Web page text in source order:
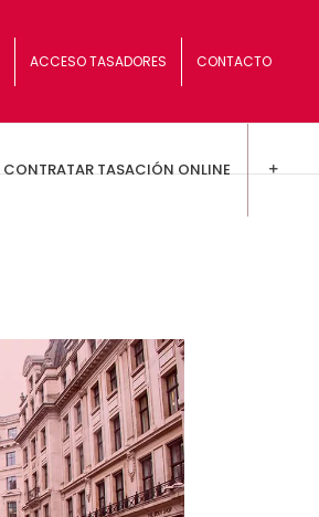
ACCESO TASADORES CONTACTO
CONTRATAR TASACIÓN ONLINE